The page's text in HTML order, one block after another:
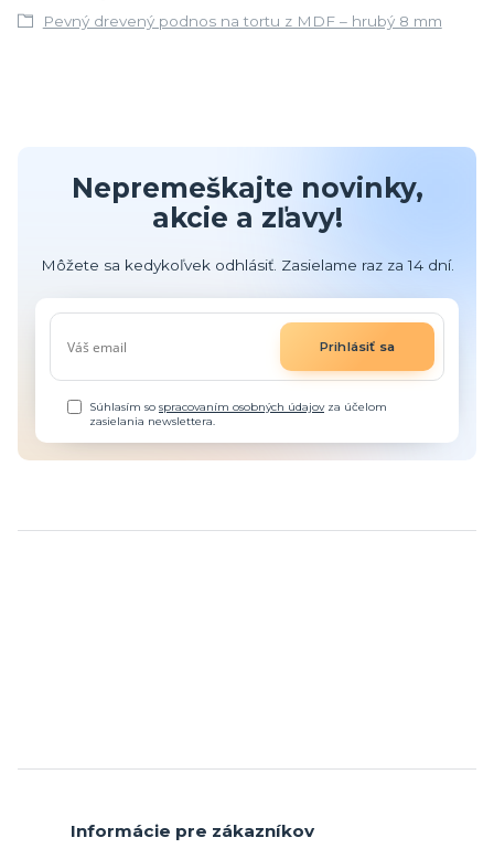
Pevný drevený podnos na tortu z MDF – hrubý 8 mm
Nepremeškajte novinky,
akcie a zľavy!
Môžete sa kedykoľvek odhlásiť. Zasielame raz za 14 dní.
Prihlásiť sa
Súhlasím sospracovaním osobných údajovza účelom
zasielania newslettera.
Informácie pre zákazníkov